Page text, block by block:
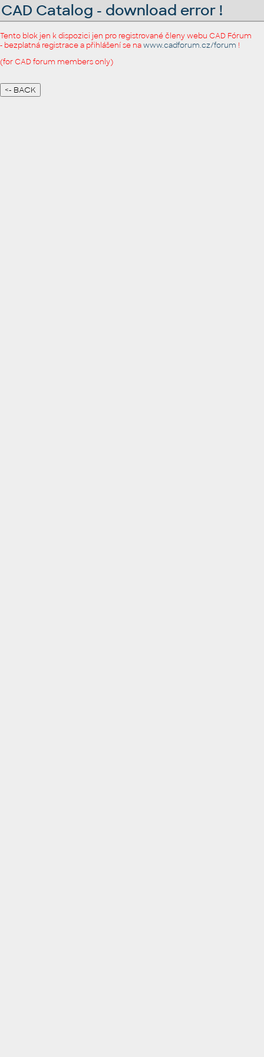
CAD Catalog - download error !
Tento blok jen k dispozici jen pro registrované členy webu CAD Fórum
- bezplatná registrace a přihlášení se nawww.cadforum.cz/forum !
(for CAD forum members only)